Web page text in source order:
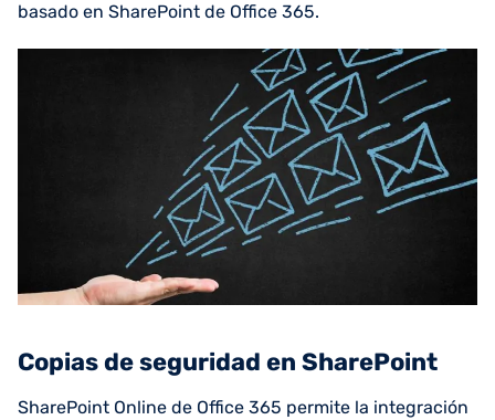
basado en SharePoint de Office 365.
Copias de seguridad en SharePoint
SharePoint Online de Office 365 permite la integración